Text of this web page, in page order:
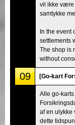
vil ikke være
samtykke
In the event
settlements
The shop is
without
09 [Go-kart
Alle go-
af en ulykke
dette